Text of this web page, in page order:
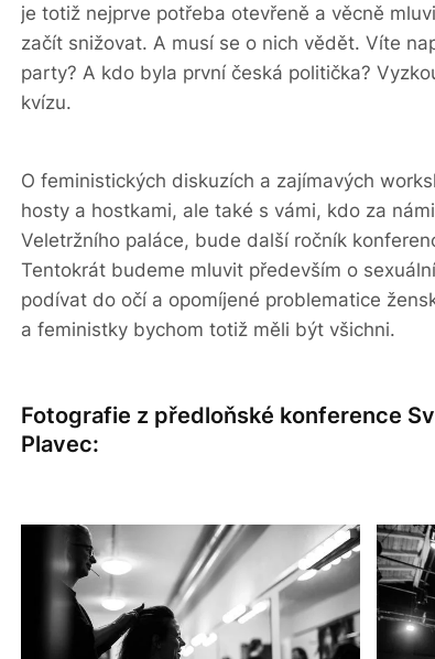
je totiž nejprve potřeba otevřeně a věcně
začít snižovat. A musí se o nich vědět. Víte
party? A kdo byla první česká politička?
kvízu.
O feministických diskuzích a zajímavých
hosty a hostkami, ale také s vámi, kdo za
Veletržního paláce, bude další ročník
Tentokrát budeme mluvit především o
podívat do očí a opomíjené problematice
a feministky bychom totiž měli být všichni.
Fotografie z předloňské konference
Plavec: